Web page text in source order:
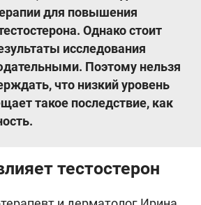
для повышения
Однако стоит
исследования
Поэтому нельзя
что низкий уровень
такое последствие, как
тестостерон